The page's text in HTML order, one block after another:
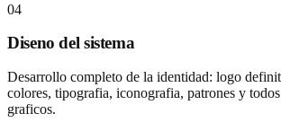
04
Diseno del sistema
Desarrollo completo de la identidad: logo
colores, tipografia, iconografia, patrones y
graficos.